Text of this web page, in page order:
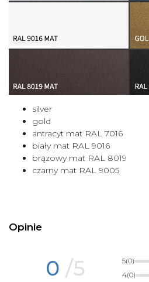
silver
gold
antracyt mat RAL 7016
biały mat RAL 9016
brązowy mat RAL 8019
czarny mat RAL 9005
Opinie
0 /5 5(0)
4(0)